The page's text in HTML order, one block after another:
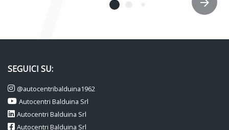
SEGUICI SU:
@autocentribalduina1962
Autocentri Balduina Srl
Autocentri Balduina Srl
Autocentri Balduina Srl